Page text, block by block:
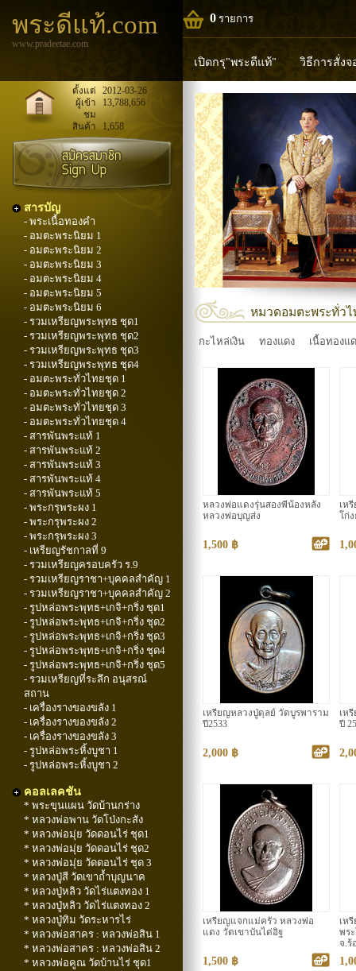
พระดีแท้.com
www.pradeetae.com
0 รายการ
เปิดกรุ"พระดีแท้" วิธีการสั่งจ
หลวงพ่อทวด หลวงปู่ทิม
พระพุทธวิริยากร
ตั้งแต่
2012-03-26
ผู้เข้า
ชม
13,788,656
สินค้า 1,658
สารบัญ
- พระเนื้อทองคำ
- อมตะพระนิยม 1
- อมตะพระนิยม 2
- อมตะพระนิยม 3
- อมตะพระนิยม 4
- อมตะพระนิยม 5
- อมตะพระนิยม 6
- รวมเหรียญพระพุทธ ชุด1
- รวมเหรียญพระพุทธ ชุด2
- รวมเหรียญพระพุทธ ชุด3
- รวมเหรียญพระพุทธ ชุด4
- อมตะพระทั่วไทยชุด 1
- อมตะพระทั่วไทยชุด 2
- อมตะพระทั่วไทยชุด 3
- อมตะพระทั่วไทยชุด 4
- สารพันพระแท้ 1
- สารพันพระแท้ 2
- สารพันพระแท้ 3
- สารพันพระแท้ 4
- สารพันพระแท้ 5
- พระกรุพระผง 1
- พระกรุพระผง 2
- พระกรุพระผง 3
- เหรียญรัชกาลที่ 9
- รวมเหรียญครอบครัว ร.9
- รวมเหรียญราชา+บุคคลสำคัญ 1
- รวมเหรียญราชา+บุคคลสำคัญ 2
- รูปหล่อพระพุทธ+เกจิ+กริ่ง ชุด1
- รูปหล่อพระพุทธ+เกจิ+กริ่ง ชุด2
- รูปหล่อพระพุทธ+เกจิ+กริ่ง ชุด3
- รูปหล่อพระพุทธ+เกจิ+กริ่ง ชุด4
- รูปหล่อพระพุทธ+เกจิ+กริ่ง ชุด5
- รวมเหรียญที่ระลึก อนุสรณ์
สถาน
- เครื่องรางของขลัง 1
- เครื่องรางของขลัง 2
- เครื่องรางของขลัง 3
- รูปหล่อพระหิ้งบูชา 1
- รูปหล่อพระหิ้งบูชา 2
คอลเลคชัน
* พระขุนแผน วัดบ้านกร่าง
* หลวงพ่อพาน วัดโป่งกะสัง
* หลวงพ่อมุ่ย วัดดอนไร่ ชุด1
* หลวงพ่อมุ่ย วัดดอนไร่ ชุด2
* หลวงพ่อมุ่ย วัดดอนไร่ ชุด 3
* หลวงปู่สี วัดเขาถ้ำบุญนาค
* หลวงปู่หลิว วัดไร่แตงทอง 1
* หลวงปู่หลิว วัดไร่แตงทอง 2
* หลวงปู่ทิม วัดระหารไร่
* หลวงพ่อสาคร : หลวงพ่อสิน 1
* หลวงพ่อสาคร : หลวงพ่อสิน 2
* หลวงพ่อคูณ วัดบ้านไร่ ชุด1
หมวดอมตะพระทั่ว
กะไหล่เงิน ทองแดง เนื้อทองแ
หลวงพ่อแดงรุ่นสองพี่น้องหลัง
หลวงพ่อบุญส่ง
1,500 ฿
เห
โก่
เหรียญหลวงปู่ดุลย์ วัดบูรพาราม
ปี2533
2,000 ฿
เห
ปี
เหรียญแจกแม่ครัว หลวงพ่อ
แดง วัดเขาบันได่อิฐ
1,500 ฿
เห
พร
จ.ร้